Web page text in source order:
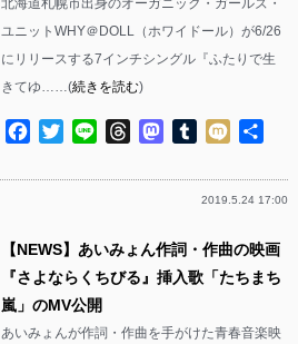
ユニットWHY＠DOLL（ホワイドール）が6/26
にリリースする7インチシングル『ふたりで生
きてゆ……(続きを読む)
Facebook
TwitterLine ThreadsMastodon
Tumblr
Mixi
2019.5.24 17:00
【NEWS】あいみょん作詞・作曲の映画
『さよならくちびる』挿入歌「たちまち
嵐」のMV公開
あいみょんが作詞・作曲を手がけた青春音楽映